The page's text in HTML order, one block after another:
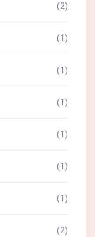
(2)
(1)
(1)
(1)
(1)
(1)
(1)
(2)